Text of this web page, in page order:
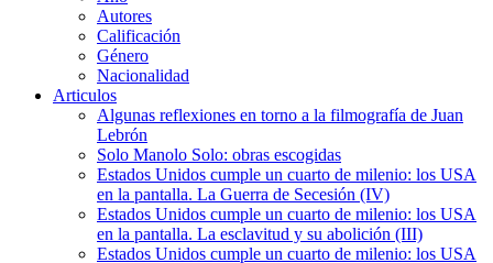
Autores
Calificación
Género
Nacionalidad
Articulos
Algunas reflexiones en torno a la filmografía de Juan
Lebrón
Solo Manolo Solo: obras escogidas
Estados Unidos cumple un cuarto de milenio: los USA
en la pantalla. La Guerra de Secesión (IV)
Estados Unidos cumple un cuarto de milenio: los USA
en la pantalla. La esclavitud y su abolición (III)
Estados Unidos cumple un cuarto de milenio: los USA